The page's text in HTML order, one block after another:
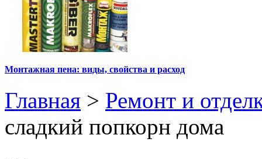
Монтажная пена: виды, свойства и расход
Главная > Ремонт и
сладкий попкорн дома